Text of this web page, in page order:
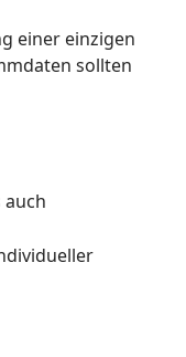
einer einzigen
sollten
auch